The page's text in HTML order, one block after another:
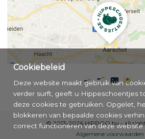
© 2013-2026 HIPPOO bv - all
Algemene voorwaarden
Cookiebeleid
Deze website maakt gebruik van
verder surft, geeft u Hippeschoentjes
deze cookies te gebruiken. Opgelet,
blokkeren van bepaalde cookies
correct functioneren van deze website.